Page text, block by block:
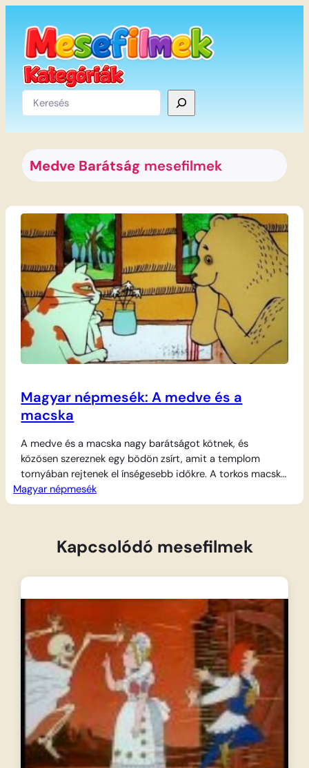
tartalomhoz
Keresés
Medve Barátság mesefilmek
Magyar népmesék: A medve és a
macska
A medve és a macska nagy barátságot kötnek, és
közösen szereznek egy bödön zsírt, amit a templom
tornyában rejtenek el ínségesebb időkre. A torkos macska
azonban nem bír ellenállni a kísértésnek: keresztelőre
hivatkozva sorra elszökik otthonról, és apránként feléli a
Magyar népmesék
Kapcsolódó mesefilmek